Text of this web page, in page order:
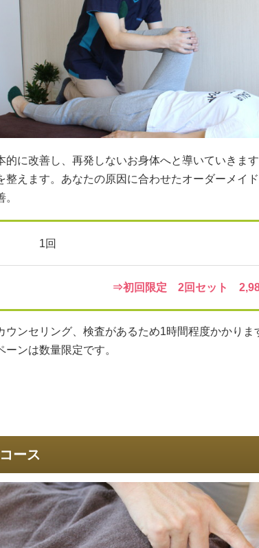
的に改善し、再発しないお身体へと導いていきま
整えます。あなたの原因に合わせたオーダーメイ
1回
⇒初回限定 2回セット
ウンセリング、検査があるため1時間程度かかりま
ンは数量限定です。
ース